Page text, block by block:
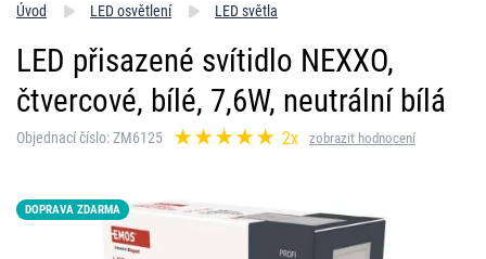
Úvod LED osvětlení LED světla
LED přisazené svítidlo NEXXO,
čtvercové, bílé, 7,6W, neutrální bílá
Objednací číslo: ZM6125 2x zobrazit hodnocení
DOPRAVA ZDARMA